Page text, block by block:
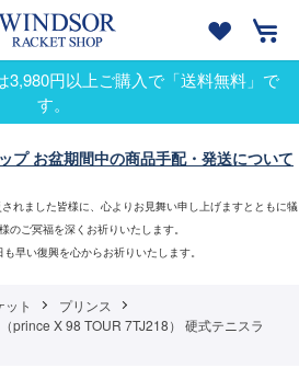
3,980円以上ご購入で「送料無料」で
す。
プ お盆期間中の商品手配・発送について
れました皆様に、心よりお見舞い申し上げますとともに犠
のご冥福を深くお祈りいたします。
早い復興を心からお祈りいたします。
ット
プリンス
prince X 98 TOUR 7TJ218） 硬式テニスラ